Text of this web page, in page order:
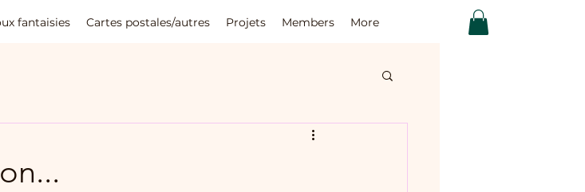
fantaisies Cartes postales/autres Projets Members More